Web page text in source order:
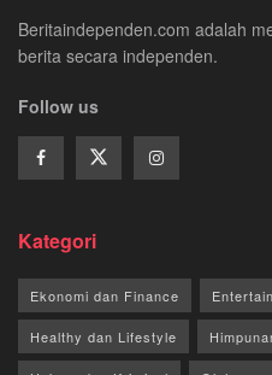
Beritaindependen.com adalah
berita secara independen.
Follow us
Kategori
Ekonomi dan Finance
Healthy dan Lifestyle